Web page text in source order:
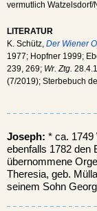
vermutlich Watzelsdorf/
LITERATUR
K. Schütz, Der Wiener
1977; Hopfner 1999;
239, 269; Wr. Ztg.
(7/2019); Sterbebuch
Joseph: * ca. 1749
ebenfalls 1782 den
übernommene
Theresia, geb.
seinem Sohn